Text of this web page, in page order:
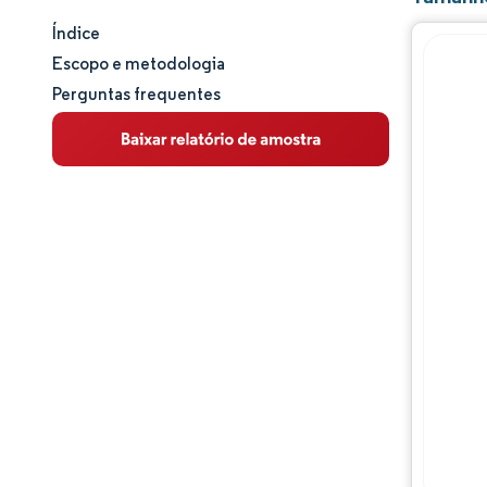
Tamanho e participação de mercado
Análise de mercado
Tendências e insights
Índice
Escopo e metodologia
Perguntas frequentes